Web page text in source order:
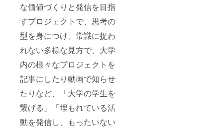
な価値づくりと発信を目指
すプロジェクトで、思考の
型を身につけ、常識に捉わ
れない多様な見方で、大学
内の様々なプロジェクトを
記事にしたり動画で知らせ
たりなど、「大学の学生を
繋げる」「埋もれている活
動を発信し、もったいない